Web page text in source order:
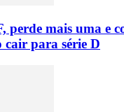
perde mais uma e
cair para série D